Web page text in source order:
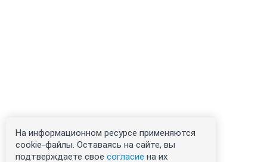
На информационном ресурсе применяются
cookie-файлы. Оставаясь на сайте, вы
подтверждаете свое согласие на их